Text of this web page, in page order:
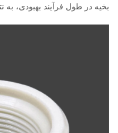
بخیه در طول فرآیند بهبودی،